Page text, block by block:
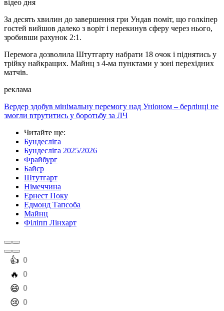
відео дня
За десять хвилин до завершення гри Ундав поміт, що голкіпер
гостей вийшов далеко з воріт і перекинув сферу через нього,
зробивши рахунок 2:1.
Перемога дозволила Штутгарту набрати 18 очок і піднятись у
трійку найкращих. Майнц з 4-ма пунктами у зоні перехідних
матчів.
реклама
Вердер здобув мінімальну перемогу над Уніоном – берлінці не
змогли втрутитись у боротьбу за ЛЧ
Читайте ще:
Бундесліга
Бундесліга 2025/2026
Фрайбург
Байєр
Штутгарт
Німеччина
Ернест Поку
Едмонд Тапсоба
Майнц
Філіпп Лінхарт
️👍 0
️🔥 0
️😄 0
️😢 0